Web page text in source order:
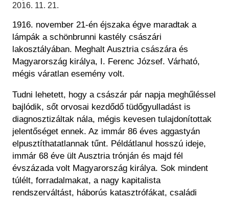
Régészet
Felnőttképzés
Közérdekű adatok
Történeti Fényképtár
Éremtár
Központi Könyvtár
2016. 11. 21.
1916. november 21-én éjszaka égve maradtak a
lámpák a schönbrunni kastély császári
lakosztályában. Meghalt Ausztria császára és
Magyarország királya, I. Ferenc József. Várható,
mégis váratlan esemény volt.
Tudni lehetett, hogy a császár pár napja meghűléssel
bajlódik, sőt orvosai kezdődő tüdőgyulladást is
diagnosztizáltak nála, mégis kevesen tulajdonítottak
jelentőséget ennek. Az immár 86 éves aggastyán
elpusztíthatatlannak tűnt. Példátlanul hosszú ideje,
immár 68 éve ült Ausztria trónján és majd fél
évszázada volt Magyarország királya. Sok mindent
túlélt, forradalmakat, a nagy kapitalista
rendszerváltást, háborús katasztrófákat, családi